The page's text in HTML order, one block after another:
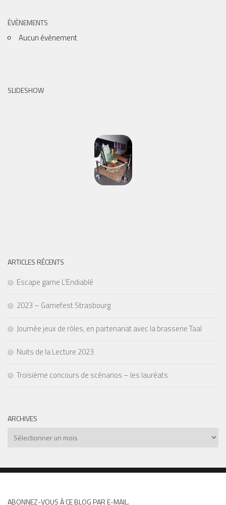
ÉVÈNEMENTS
Aucun évènement
SLIDESHOW
ARTICLES RÉCENTS
Escape game L’Endiablé
2023 – Gamefest Strasbourg
Journée jeux de rôles, en partenariat avec la brasserie Taal
Nuits de la Lecture 2023
Troisième concours de scénarios – les lauréats
ARCHIVES
Archives
ABONNEZ-VOUS À CE BLOG PAR E-MAIL.